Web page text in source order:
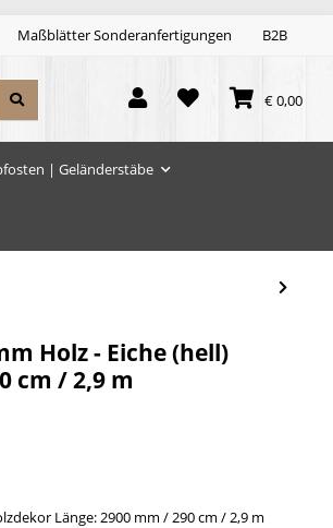
Maßblätter Sonderanfertigungen B2B
€ 0,00
| Geländerstäbe
Holz - Eiche (hell)
cm / 2,9 m
Länge: 2900 mm / 290 cm / 2,9 m